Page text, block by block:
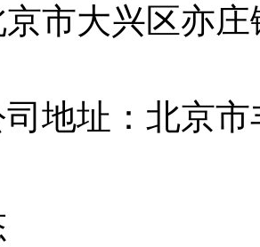
市大兴区亦
地址：北京